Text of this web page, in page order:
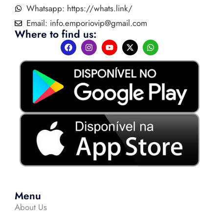
Whatsapp: https://whats.link/
Email: info.emporiovip@gmail.com
Where to find us:
Menu
About Us